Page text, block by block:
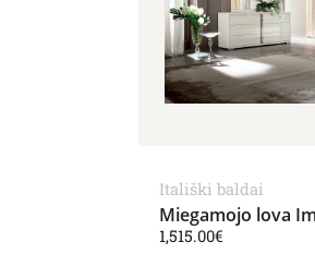
Itališki baldai
Miegamojo lova
1,515.00€